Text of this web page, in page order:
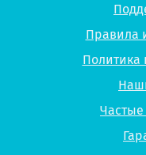
Правила
Политика